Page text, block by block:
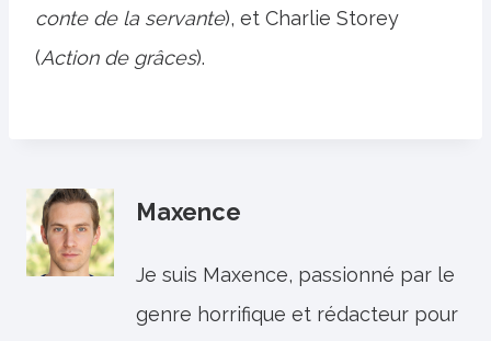
conte de la servante), et Charlie Storey
(Action de grâces).
Maxence
Je suis Maxence, passionné par le
genre horrifique et rédacteur pour